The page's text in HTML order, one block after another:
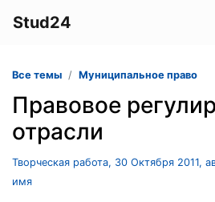
Stud24
Все темы Муниципальное право
Правовое
отрасли
Творческая работа, 30 Октября 2011,
имя